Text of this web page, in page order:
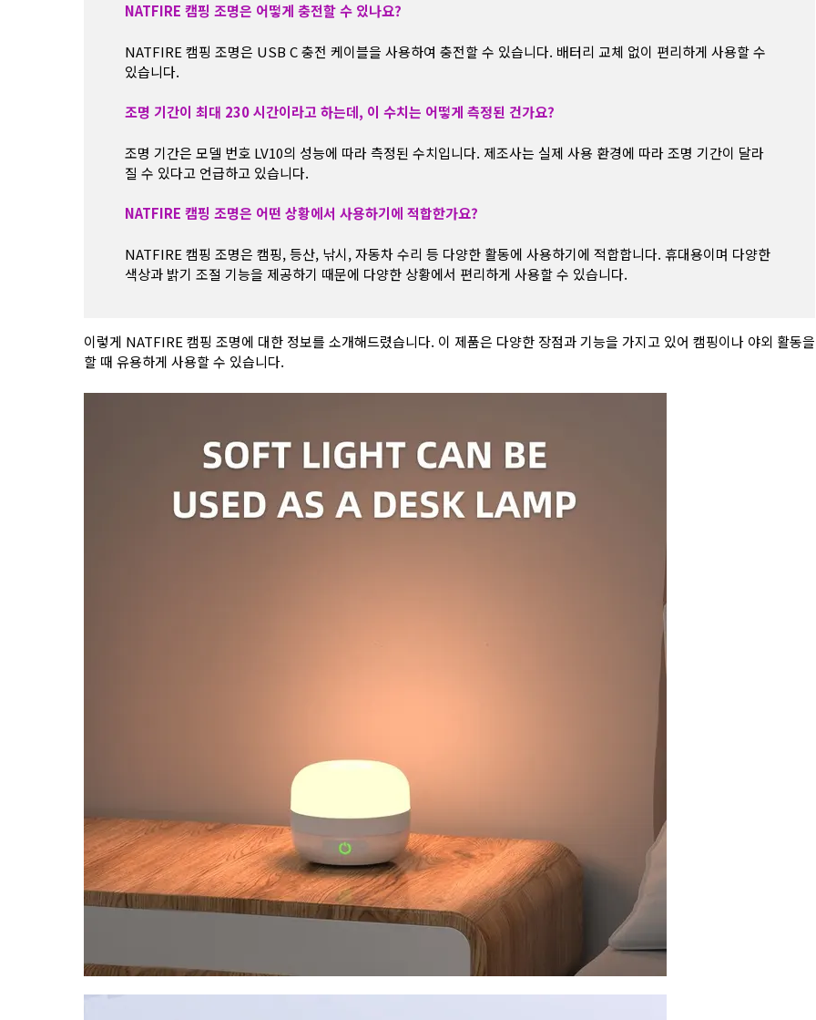
NATFIRE 캠핑 조명은 어떻게 충전할 수 있나요?
NATFIRE 캠핑 조명은 USB C 충전 케이블을 사용하여 충전할 수 있습니다. 배터리 교체 없이 편리하게 사용할 수
있습니다.
조명 기간이 최대 230 시간이라고 하는데, 이 수치는 어떻게 측정된 건가요?
조명 기간은 모델 번호 LV10의 성능에 따라 측정된 수치입니다. 제조사는 실제 사용 환경에 따라 조명 기간이 달라
질 수 있다고 언급하고 있습니다.
NATFIRE 캠핑 조명은 어떤 상황에서 사용하기에 적합한가요?
NATFIRE 캠핑 조명은 캠핑, 등산, 낚시, 자동차 수리 등 다양한 활동에 사용하기에 적합합니다. 휴대용이며 다양한
색상과 밝기 조절 기능을 제공하기 때문에 다양한 상황에서 편리하게 사용할 수 있습니다.
이렇게 NATFIRE 캠핑 조명에 대한 정보를 소개해드렸습니다. 이 제품은 다양한 장점과 기능을 가지고 있어 캠핑이나 야외 활동을
할 때 유용하게 사용할 수 있습니다.